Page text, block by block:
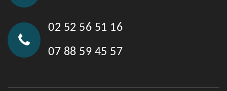
02 52 56 51 16
07 88 59 45 57